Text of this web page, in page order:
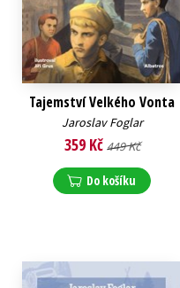
Tajemství Velkého Vonta
Jaroslav Foglar
359 Kč 449 Kč
Do košíku